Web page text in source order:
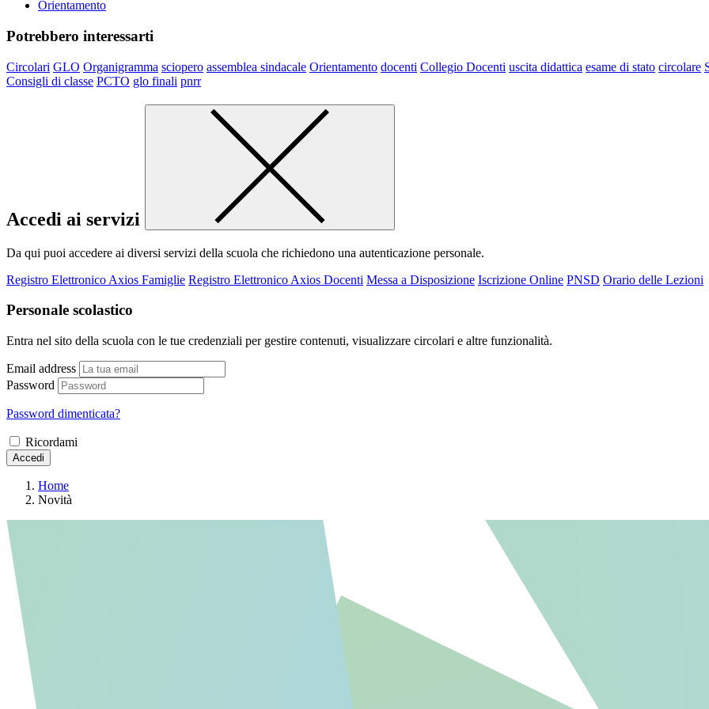
Orientamento
Potrebbero interessarti
Circolari GLO Organigramma sciopero assemblea sindacale Orientamento docenti Collegio Docenti uscita didattica esame di stato circolare
Consigli di classe PCTO glo finali pnrr
Accedi ai servizi
Da qui puoi accedere ai diversi servizi della scuola che richiedono una autenticazione personale.
Registro Elettronico Axios Famiglie Registro Elettronico Axios Docenti Messa a Disposizione Iscrizione Online PNSD Orario delle Lezioni
Personale scolastico
Entra nel sito della scuola con le tue credenziali per gestire contenuti, visualizzare circolari e altre funzionalità.
Email address
Password
Password dimenticata?
Ricordami
Accedi
Home
Novità